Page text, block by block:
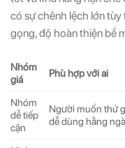
có sự chênh lệch lớn
gọng, độ hoàn thiện bề
Nhóm
giá
Phù hợp với ai
Nhóm
dễ tiếp
cận
Người muốn thử
dễ dùng hằng